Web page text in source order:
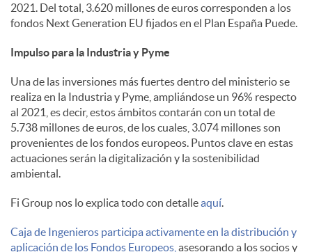
e
s
2021. Del total, 3.620 millones de euros corresponden a los
fondos Next Generation EU fijados en el Plan España Puede.
Impulso para la Industria y Pyme
Una de las inversiones más fuertes dentro del ministerio se
realiza en la Industria y Pyme, ampliándose un 96% respecto
al 2021, es decir, estos ámbitos contarán con un total de
5.738 millones de euros, de los cuales, 3.074 millones son
provenientes de los fondos europeos. Puntos clave en estas
actuaciones serán la digitalización y la sostenibilidad
ambiental.
Fi Group nos lo explica todo con detalleaquí
Caja de Ingenieros participa activamente en la distribución y
aplicación de los Fondos Europeos, asesorando a los socios y